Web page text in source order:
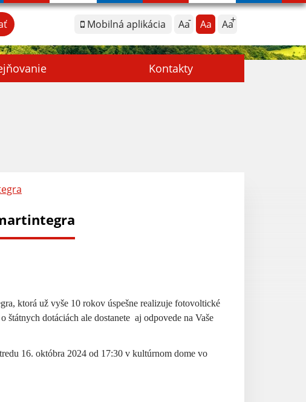
Mobilná aplikácia Aa Aa Aa
Kontakty
ktorá už vyše 10 rokov úspešne realizuje fotovoltické
dotáciách ale dostanete aj odpovede na Vaše
16. októbra 2024 od 17:30 v kultúrnom dome vo